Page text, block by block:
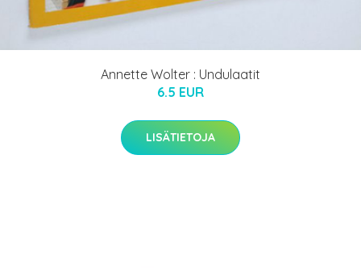
Annette Wolter : Undulaatit
6.5 EUR
LISÄTIETOJA